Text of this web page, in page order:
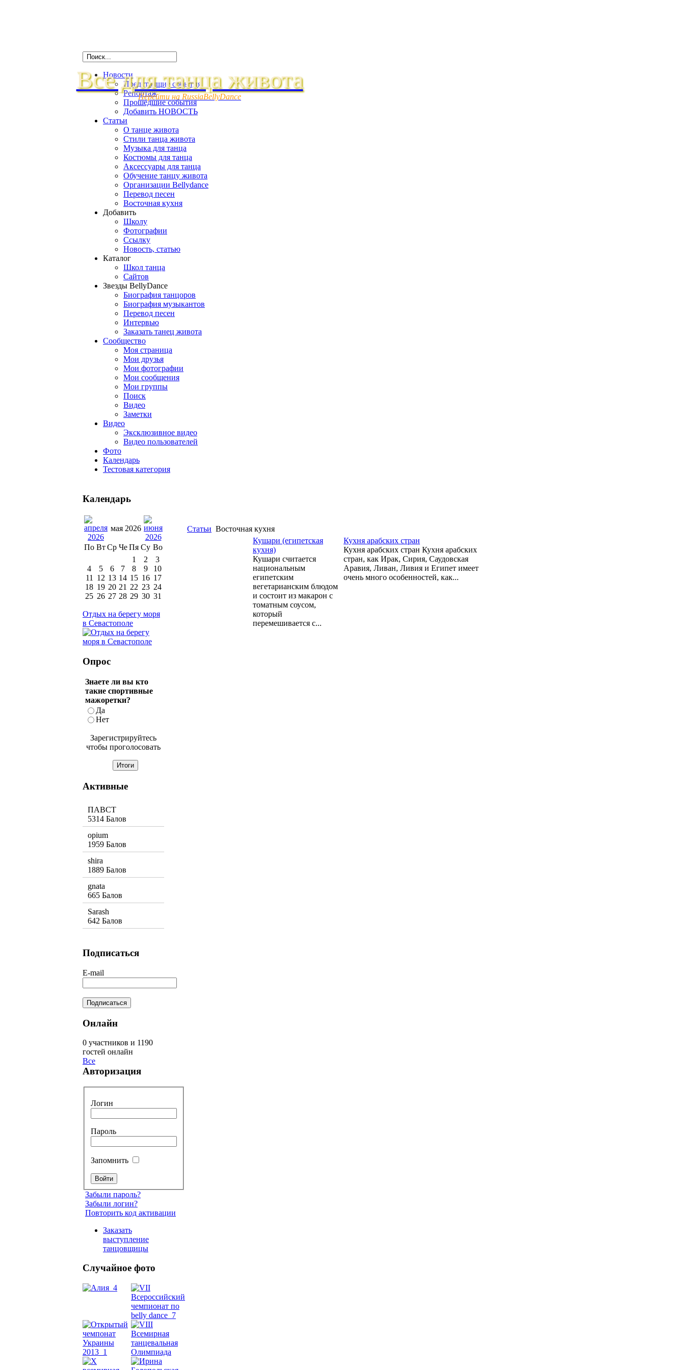
Все для танца живота
Перейти на RussiaBellyDance
Новости
Предстоящие события
Репортаж
Прошедшие события
Добавить НОВОСТЬ
Статьи
О танце живота
Стили танца живота
Музыка для танца
Костюмы для танца
Аксессуары для танца
Обучение танцу живота
Организации Bellydance
Перевод песен
Восточная кухня
Добавить
Школу
Фотографии
Ссылку
Новость, статью
Каталог
Школ танца
Сайтов
Звезды BellyDance
Биография танцоров
Биография музыкантов
Перевод песен
Интервью
Заказать танец живота
Сообщество
Моя страница
Мои друзья
Мои фотографии
Мои сообщения
Мои группы
Поиск
Видео
Заметки
Видео
Эксклюзивное видео
Видео пользователей
Фото
Календарь
Тестовая категория
Статьи Восточная кухня
Кушари (египетская
кухня)
Кушари считается
национальным
египетским
вегетарианским блюдом
и состоит из макарон с
томатным соусом,
который
перемешивается с...
Кухня арабских стран
Кухня арабских стран Кухня арабских
стран, как Ирак, Сирия, Саудовская
Аравия, Ливан, Ливия и Египет имеет
очень много особенностей, как...
Календарь
мая 2026
По Вт Ср Че Пя Су Во
1
2
3
4
5 6 7 8 9
10
11 12 13 14 15 16 17
18 19 20 21 22 23 24
25 26 27 28 29 30 31
Отдых на берегу моря
в Севастополе
Опрос
Знаете ли вы кто
такие спортивные
мажоретки?
Да
Нет
Зарегистрируйтесь
чтобы проголосовать
Активные
ПАВСТ
5314 Балов
opium
1959 Балов
shira
1889 Балов
gnata
665 Балов
Sarash
642 Балов
Подписаться
E-mail
Онлайн
0 участников и 1190
гостей онлайн
Все
Авторизация
Логин
Пароль
Запомнить
Забыли пароль?
Забыли логин?
Повторить код активации
Заказать
выступление
танцовщицы
Случайное фото
Танец